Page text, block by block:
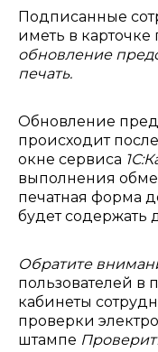
Подписанные
иметь в карточке
обновление
печать.
Обновление
происходит
окне сервиса
выполнения
печатная форма
будет содержать
Обратите
пользователей в
кабинеты
проверки
штампе